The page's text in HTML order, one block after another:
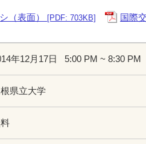
（表面） [PDF: 703KB] 国際
年12月17日 5:00 PM ~ 8:30 PM
県立大学